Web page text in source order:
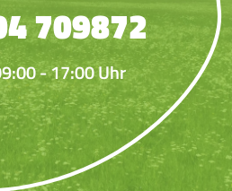
709872
- 17:00 Uhr